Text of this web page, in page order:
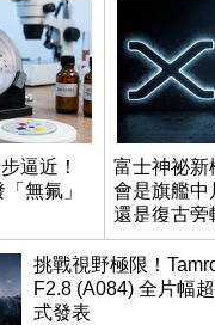
逼近！
無氟」
富士神祕新
會是旗艦中
還是復古旁
挑戰視野極限！
F2.8 (A084) 全片幅
式發表